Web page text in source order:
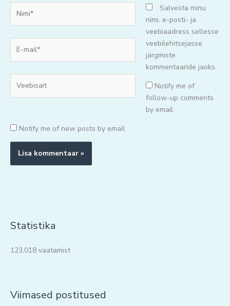
mail*
Salvesta minu
nimi, e-posti- ja
veebiaadress sellesse
veebilehitsejasse
järgmiste
kommentaaride jaoks.
Notify me of
follow-up comments
by email.
Notify me of new posts by email.
Statistika
123,018 vaatamist
Viimased postitused